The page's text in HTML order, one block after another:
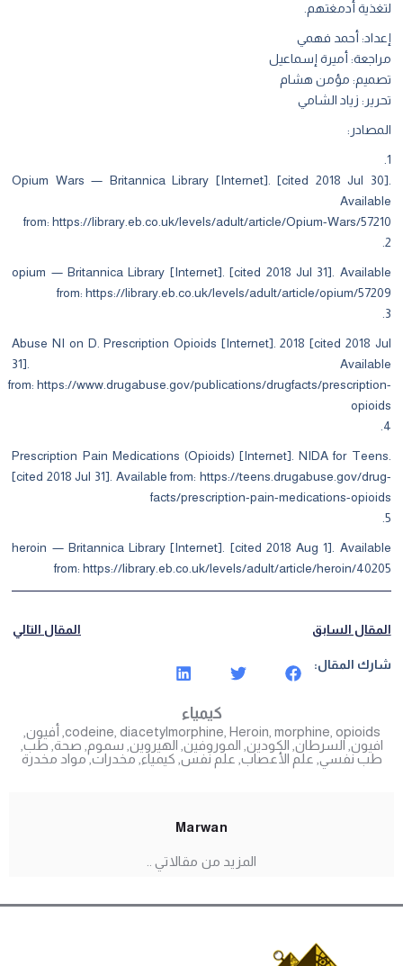
لتغذية أدمغتهم.
إعداد: أحمد فهمي
مراجعة: أميرة إسماعيل
تصميم: مؤمن هشام
تحرير: زياد الشامي
المصادر:
1.
Opium Wars — Britannica Library [Internet]. [cited 2018 Jul 30].
Available
from: https://library.eb.co.uk/levels/adult/article/Opium-Wars/57210
2.
opium — Britannica Library [Internet]. [cited 2018 Jul 31]. Available
from: https://library.eb.co.uk/levels/adult/article/opium/57209
3.
Abuse NI on D. Prescription Opioids [Internet]. 2018 [cited 2018 Jul
31]. Available
from: https://www.drugabuse.gov/publications/drugfacts/prescription-
opioids
4.
Prescription Pain Medications (Opioids) [Internet]. NIDA for Teens.
[cited 2018 Jul 31]. Available from: https://teens.drugabuse.gov/drug-
facts/prescription-pain-medications-opioids
5.
heroin — Britannica Library [Internet]. [cited 2018 Aug 1]. Available
from: https://library.eb.co.uk/levels/adult/article/heroin/40205
المقال السابق المقال التالي
شارك المقال:
كيمياء
codeine diacetylmorphine Heroin morphine opioids أفيون
افيون السرطان الكودين الموروفين الهيروين سموم صحة طب
طب نفسي علم الأعصاب علم نفس كيمياء مخدرات,مواد مخدرة
Marwan
المزيد من مقالاتي ..